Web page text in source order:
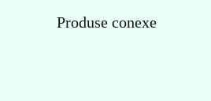
Produse conexe